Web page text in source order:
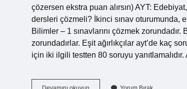
çözersen ekstra puan alırsın) AYT:
dersleri çözmeli? İkinci sınav oturumunda,
Bilimler – 1 sınavlarını çözmek
zorundadırlar. Eşit ağırlıkçılar ayt’de kaç
için iki ilgili testten 80 soruyu